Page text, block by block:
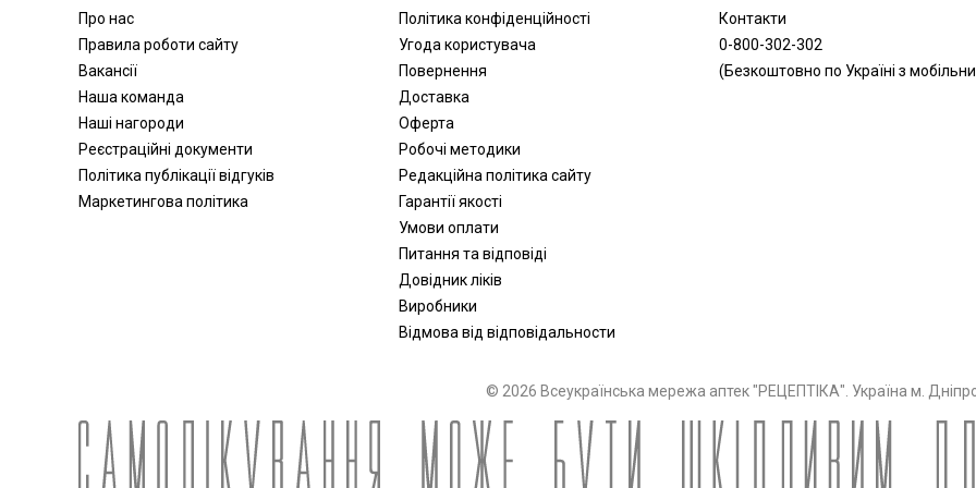
Активатори води
Апарати для обличчя
Віброакустичні апарати
Партнерська програма
дозиметри
Стерилізація
Апатари Самоздрав
Офтальмологічні вироби
Про нас
Правила роботи сайту
Вакансії
Наша команда
Наші нагороди
Реєстраційні документи
Політика публікації відгуків
Маркетингова політика
Політика конфіденційності
Угода користувача
Повернення
Доставка
Оферта
Робочі методики
Редакційна політика сайту
Гарантії якості
Умови оплати
Питання та відповіді
Довідник ліків
Виробники
Відмова від відповідальности
Контакти
0-800-302-302
(Безкоштовно по Україні з
© 2026 Всеукраїнська мережа аптек "РЕЦЕПТІКА". Україна м.